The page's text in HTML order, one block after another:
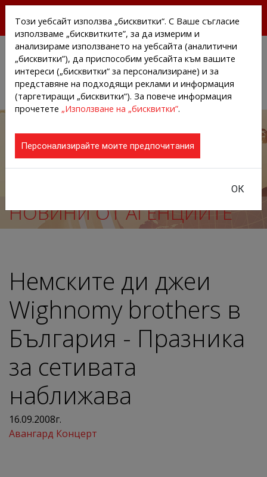
АГЕНЦИИТЕ И КОМПАНИИТЕ
НОВИНИ ОТ АГЕНЦИИТЕ
Немските ди джеи
Wighnomy brothers в
България - Празника
за сетивата
наближава
16.09.2008г.
Авангард Концерт
Този уебсайт използва „бисквитки“. С Ваше съгласие
използваме „бисквитките”, за да измерим и
анализираме използването на уебсайта (аналитични
„бисквитки”), да приспособим уебсайта към вашите
интереси („бисквитки“ за персонализиране) и за
представяне на подходящи реклами и информация
(таргетиращи „бисквитки“). За повече информация
прочетете „Използване на „бисквитки”.
Персонализирайте моите предпочитания
ОК